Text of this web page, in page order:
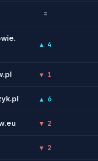
=
▲ 4
▼ 1
▲ 6
▼ 2
▼ 2